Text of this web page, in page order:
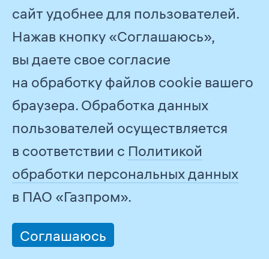
Газпром внедряет наилучшие
доступные технологии, уделяет
пристальное внимание повышению
энергоэффективности, из года
в год сокращает углеродный след
продукции, обеспечивая значимый
вклад в низкоуглеродное развитие
экономики России и стран —
импортеров российского газа.
Для повышения доверия
сайт удобнее для пользователей.
Нажав кнопку «Соглашаюсь»,
вы даете свое согласие
на обработку файлов cookie вашего
браузера. Обработка данных
пользователей осуществляется
в соответствии с Политикой
обработки персональных данных
в ПАО «Газпром».
Соглашаюсь